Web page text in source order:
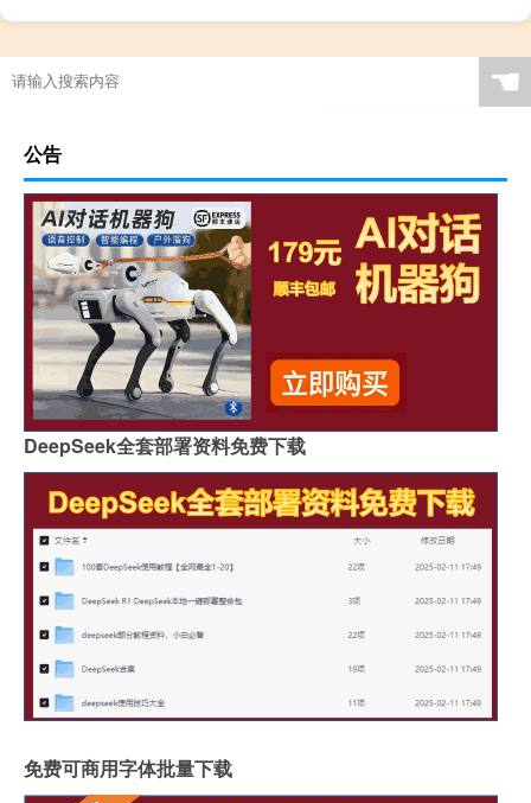
☚
公告
DeepSeek全套部署资料免费下载
免费可商用字体批量下载